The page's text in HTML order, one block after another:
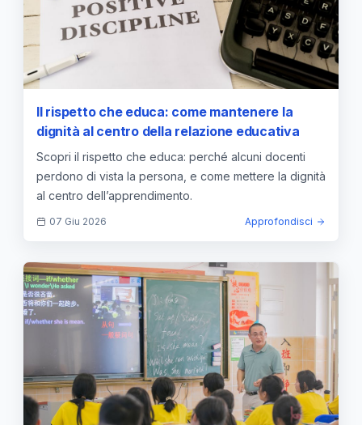
Il rispetto che educa: come mantenere la
dignità al centro della relazione educativa
Scopri il rispetto che educa: perché alcuni docenti
perdono di vista la persona, e come mettere la dignità
al centro dell’apprendimento.
07 Giu 2026 Approfondisci